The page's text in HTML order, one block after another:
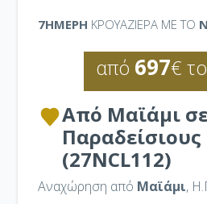
7ΉΜΕΡΗ ΚΡΟΥΑΖΙΕΡΑ ΜΕ ΤΟ
από 697€
Από Μαϊάμι
(27NCL112)
Αναχώρηση από Μαϊάμι,